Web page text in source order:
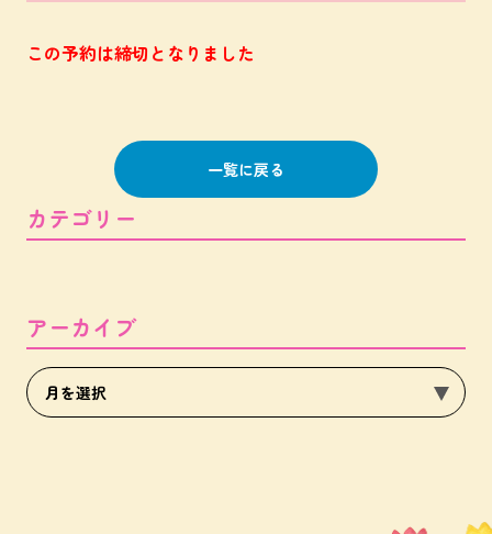
この予約は締切となりました
一覧に戻る
カテゴリー
アーカイブ